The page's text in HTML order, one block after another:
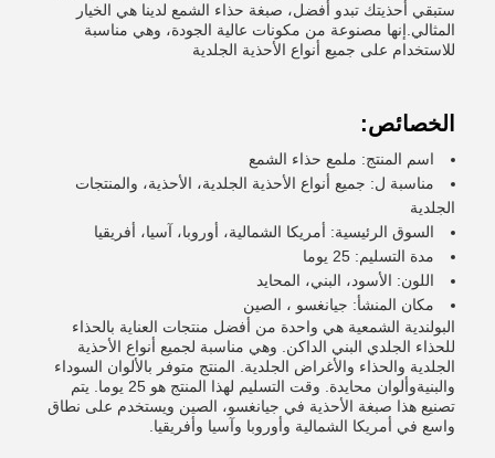
ستبقي أحذيتك تبدو أفضل، صبغة حذاء الشمع لدينا هي الخيار
المثالي.إنها مصنوعة من مكونات عالية الجودة، وهي مناسبة
للاستخدام على جميع أنواع الأحذية الجلدية
الخصائص:
اسم المنتج: ملمع حذاء الشمع
مناسبة ل: جميع أنواع الأحذية الجلدية، الأحذية، والمنتجات
الجلدية
السوق الرئيسية: أمريكا الشمالية، أوروبا، آسيا، أفريقيا
مدة التسليم: 25 يوما
اللون: الأسود، البني، المحايد
مكان المنشأ: جيانغسو ، الصين
البولندية الشمعية هي واحدة من أفضل منتجات العناية بالحذاء
للحذاء الجلدي البني الداكن. وهي مناسبة لجميع أنواع الأحذية
الجلدية والحذاء والأغراض الجلدية. المنتج متوفر بالألوان السوداء
والبنيةوألوان محايدة. وقت التسليم لهذا المنتج هو 25 يوما. يتم
تصنيع هذا صبغة الأحذية في جيانغسو، الصين ويستخدم على نطاق
واسع في أمريكا الشمالية وأوروبا وآسيا وأفريقيا.